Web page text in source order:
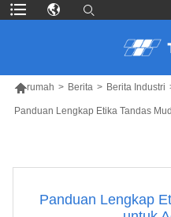
rumah > Berita > Berita Industri
Panduan Lengkap Etika Tandas
Panduan Lengkap